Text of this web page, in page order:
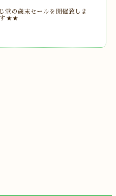
堂の歳末セールを開催致しま
す★★